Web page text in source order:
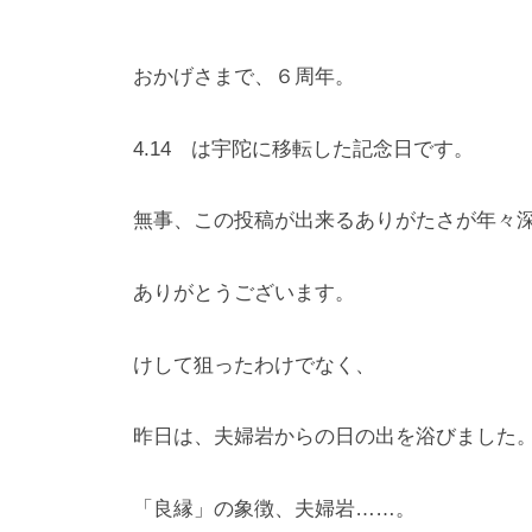
おかげさまで、６周年。
4.14 は宇陀に移転した記念日です。
無事、この投稿が出来るありがたさが年々
ありがとうございます。
けして狙ったわけでなく、
昨日は、夫婦岩からの日の出を浴びました。
「良縁」の象徴、夫婦岩……。